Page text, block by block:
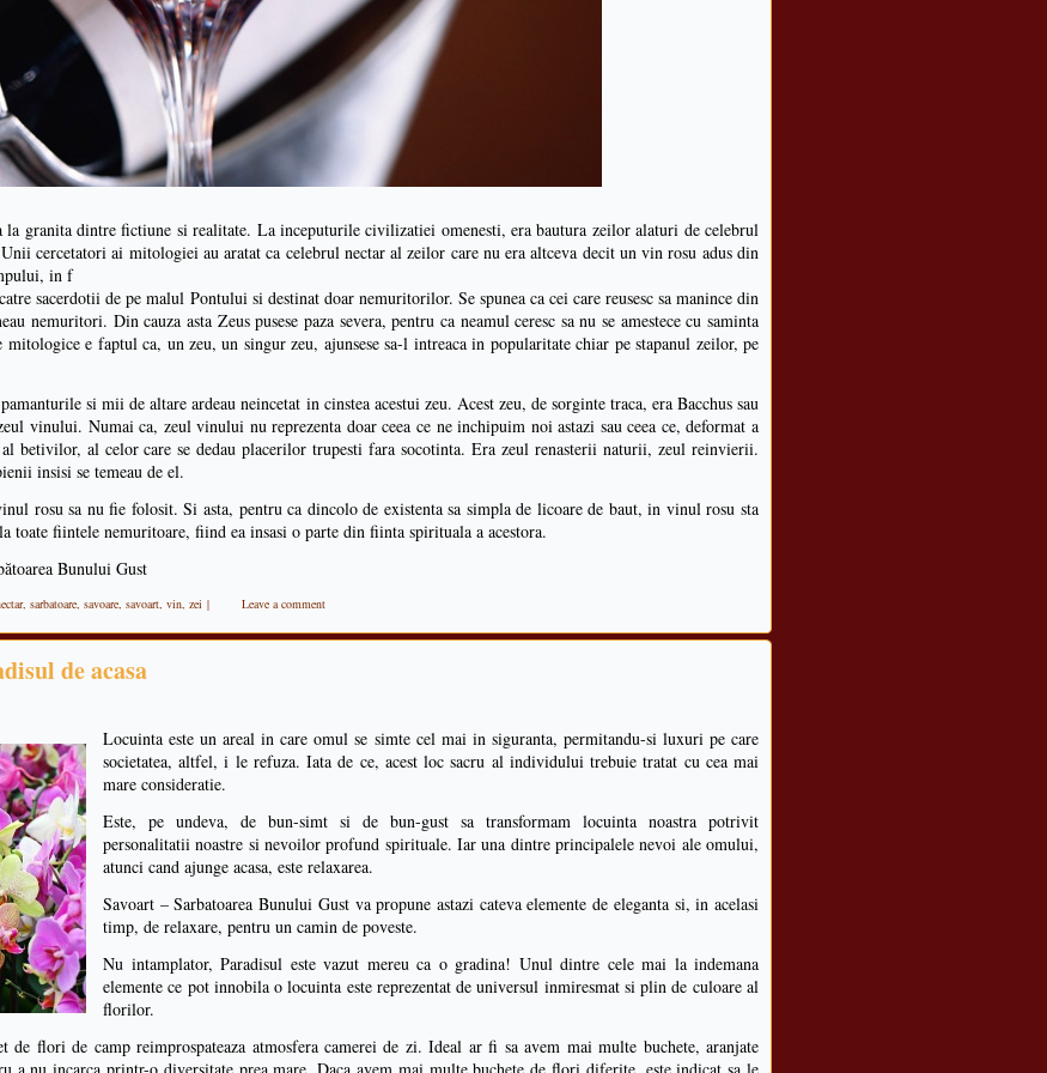
la granita dintre fictiune si realitate. La inceputurile civilizatiei omenesti, era bautura zeilor alaturi de celebrul
cercetatori ai mitologiei au aratat ca celebrul nectar al zeilor care nu era altceva decit un vin rosu adus din
in f
sacerdotii de pe malul Pontului si destinat doar nemuritorilor. Se spunea ca cei care reusesc sa manince din
nemuritori. Din cauza asta Zeus pusese paza severa, pentru ca neamul ceresc sa nu se amestece cu saminta
mitologice e faptul ca, un zeu, un singur zeu, ajunsese sa-l intreaca in popularitate chiar pe stapanul zeilor, pe
si mii de altare ardeau neincetat in cinstea acestui zeu. Acest zeu, de sorginte traca, era Bacchus sau
vinului. Numai ca, zeul vinului nu reprezenta doar ceea ce ne inchipuim noi astazi sau ceea ce, deformat a
betivilor, al celor care se dedau placerilor trupesti fara socotinta. Era zeul renasterii naturii, zeul reinvierii.
insisi se temeau de el.
rosu sa nu fie folosit. Si asta, pentru ca dincolo de existenta sa simpla de licoare de baut, in vinul rosu sta
toate fiintele nemuritoare, fiind ea insasi o parte din fiinta spirituala a acestora.
Bunului Gust
, sarbatoare, savoare, savoart, vin, zei | Leave a comment
de acasa
Locuinta este un areal in care omul se simte cel mai in siguranta, permitandu-si luxuri pe care
societatea, altfel, i le refuza. Iata de ce, acest loc sacru al individului trebuie tratat cu cea mai
mare consideratie.
Este, pe undeva, de bun-simt si de bun-gust sa transformam locuinta noastra potrivit
personalitatii noastre si nevoilor profund spirituale. Iar una dintre principalele nevoi ale omului,
atunci cand ajunge acasa, este relaxarea.
Savoart – Sarbatoarea Bunului Gust va propune astazi cateva elemente de eleganta si, in acelasi
timp, de relaxare, pentru un camin de poveste.
Nu intamplator, Paradisul este vazut mereu ca o gradina! Unul dintre cele mai la indemana
elemente ce pot innobila o locuinta este reprezentat de universul inmiresmat si plin de culoare al
florilor.
de flori de camp reimprospateaza atmosfera camerei de zi. Ideal ar fi sa avem mai multe buchete, aranjate